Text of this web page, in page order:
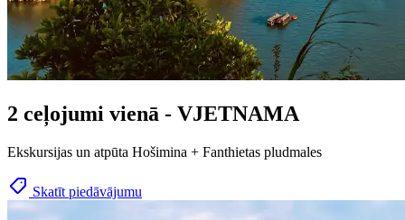
2 ceļojumi vienā - VJETNAMA
Ekskursijas un atpūta Hošimina + Fanthietas pludmales
Skatīt piedāvājumu